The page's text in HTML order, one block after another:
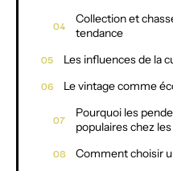
Collection et
tendance
Les influences de la
Le vintage comme
Pourquoi les
populaires chez
Comment choisir